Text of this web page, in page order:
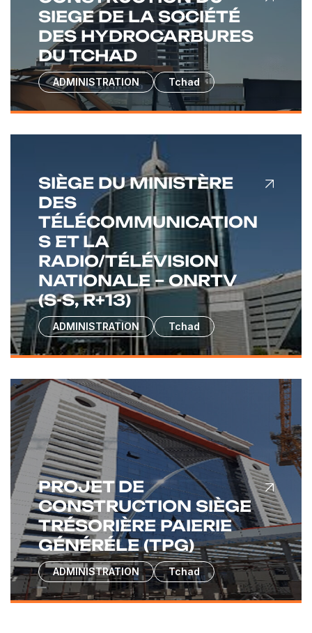
SIEGE DE LA SOCIÉTÉ
DES HYDROCARBURES
DU TCHAD
ADMINISTRATION Tchad
SIÈGE DU MINISTÈRE
DES
TÉLÉCOMMUNICATION
S ET LA
RADIO/TÉLÉVISION
NATIONALE – ONRTV
(S-S, R+13)
ADMINISTRATION Tchad
PROJET DE
CONSTRUCTION SIÈGE
TRÉSORIÈRE PAIERIE
GÉNÉRÉLE (TPG)
ADMINISTRATION Tchad